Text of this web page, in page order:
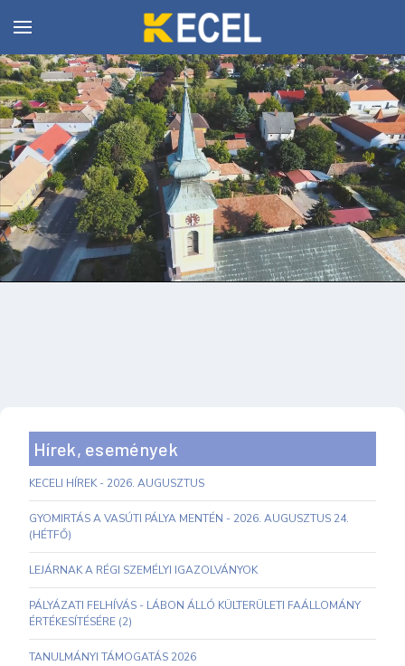
Hírek, események
KECELI HÍREK - 2026. AUGUSZTUS
GYOMIRTÁS A VASÚTI PÁLYA MENTÉN - 2026. AUGUSZTUS 24.
(HÉTFŐ)
LEJÁRNAK A RÉGI SZEMÉLYI IGAZOLVÁNYOK
PÁLYÁZATI FELHÍVÁS - LÁBON ÁLLÓ KÜLTERÜLETI FAÁLLOMÁNY
ÉRTÉKESÍTÉSÉRE (2)
TANULMÁNYI TÁMOGATÁS 2026